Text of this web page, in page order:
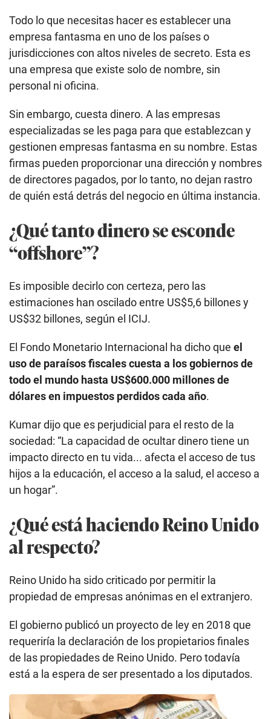
Todo lo que necesitas hacer es establecer una
empresa fantasma en uno de los países o
jurisdicciones con altos niveles de secreto. Esta es
una empresa que existe solo de nombre, sin
personal ni oficina.
Sin embargo, cuesta dinero. A las empresas
especializadas se les paga para que establezcan y
gestionen empresas fantasma en su nombre. Estas
firmas pueden proporcionar una dirección y nombres
de directores pagados, por lo tanto, no dejan rastro
de quién está detrás del negocio en última instancia.
¿Qué tanto dinero se esconde
“offshore”?
Es imposible decirlo con certeza, pero las
estimaciones han oscilado entre US$5,6 billones y
US$32 billones, según el ICIJ.
El Fondo Monetario Internacional ha dicho que el
uso de paraísos fiscales cuesta a los gobiernos de
todo el mundo hasta US$600.000 millones de
dólares en impuestos perdidos cada año.
Kumar dijo que es perjudicial para el resto de la
sociedad: “La capacidad de ocultar dinero tiene un
impacto directo en tu vida... afecta el acceso de tus
hijos a la educación, el acceso a la salud, el acceso a
un hogar”.
¿Qué está haciendo Reino Unido
al respecto?
Reino Unido ha sido criticado por permitir la
propiedad de empresas anónimas en el extranjero.
El gobierno publicó un proyecto de ley en 2018 que
requeriría la declaración de los propietarios finales
de las propiedades de Reino Unido. Pero todavía
está a la espera de ser presentado a los diputados.